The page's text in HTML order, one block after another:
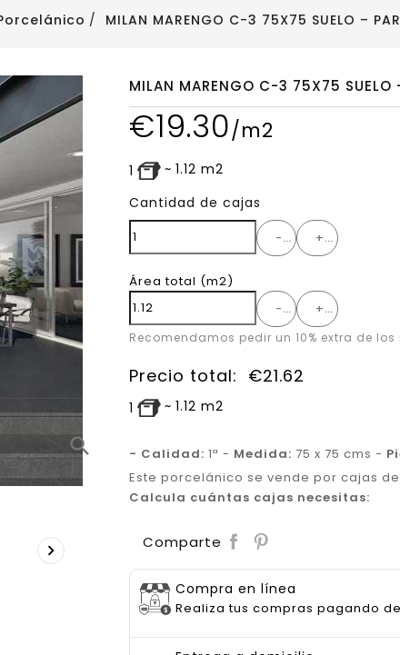
MILAN MARENGO C-3 75X75 SUELO –
search

MILAN MARENGO C-3 75X75 SUELO
€19.30/m2
1 ~ 1.12 m2
Cantidad de cajas
- +
Área total (m2)
-
+
Recomendamos pedir un 10% extra de los
Precio total: €21.62
1 ~ 1.12 m2
- Calidad: 1ª - Medida: 75 x 75 cms -
Este porcelánico se vende por cajas
Calcula cuántas cajas necesitas:
Comparte
Compra en línea
Realiza tus compras pagando